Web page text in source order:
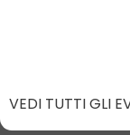
VEDI TUTTI GLI